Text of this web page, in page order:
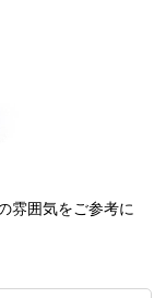
雰囲気をご参考に